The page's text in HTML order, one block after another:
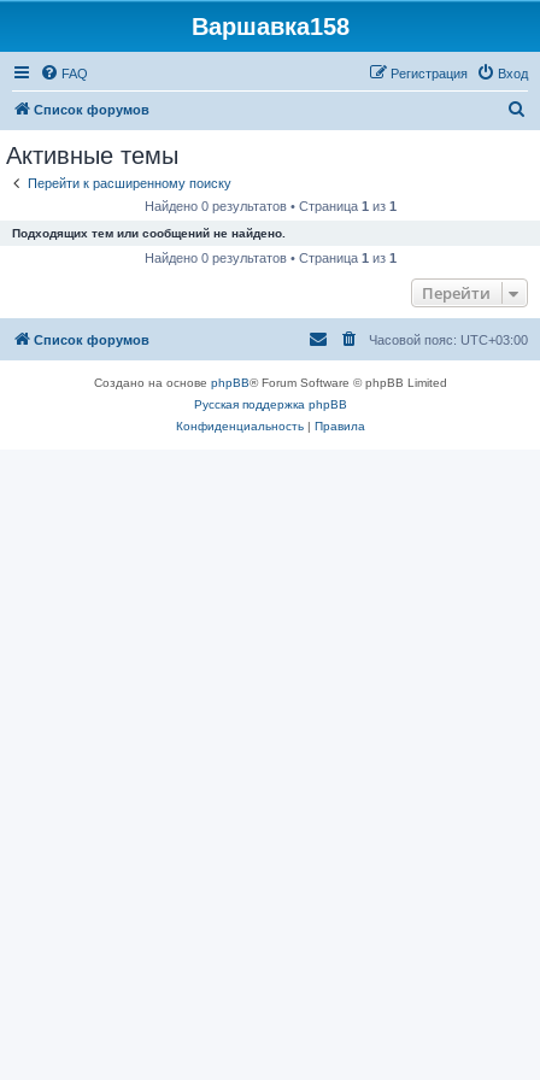
Варшавка158
FAQ Вход
Регистрация
Список форумов
Активные темы
Перейти к расширенному поиску
Найдено 0 результатов • Страница 1 из 1
Подходящих тем или сообщений не найдено.
Найдено 0 результатов • Страница 1 из 1
Перейти
Список форумов Часовой пояс: UTC+03:00
Создано на основе phpBB® Forum Software © phpBB Limited
Русская поддержка phpBB
Конфиденциальность| Правила